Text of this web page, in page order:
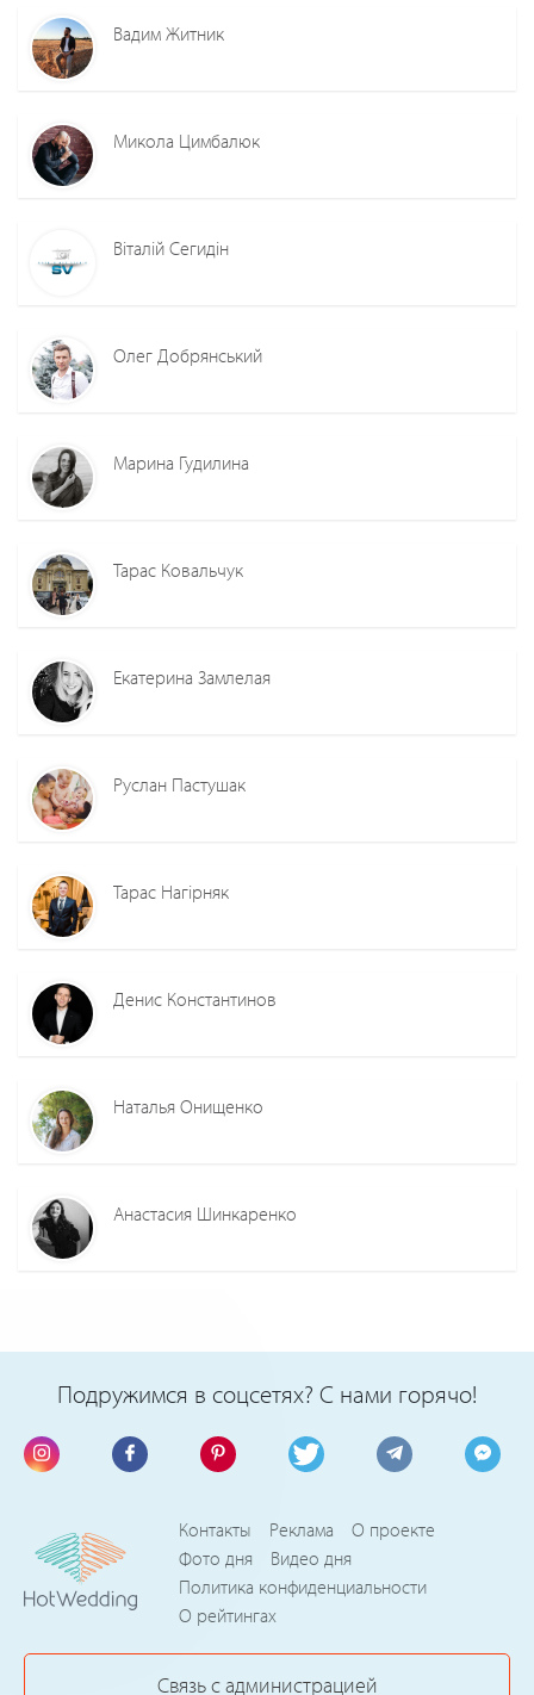
Вадим Житник
Микола Цимбалюк
Віталій Сегидін
Олег Добрянський
Марина Гудилина
Тарас Ковальчук
Екатерина Замлелая
Руслан Пастушак
Тарас Нагірняк
Денис Константинов
Наталья Онищенко
Анастасия Шинкаренко
Подружимся в соцсетях? С нами горячо!
Контакты Реклама
О проекте
Фото дня
Видео дня
Политика конфиденциальности
О рейтингах
Связь с администрацией